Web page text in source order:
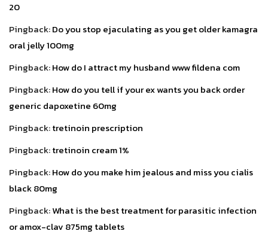
20
Pingback:Do you stop ejaculating as you get older kamagra
oral jelly 100mg
Pingback:How do I attract my husband www fildena com
Pingback:How do you tell if your ex wants you back order
generic dapoxetine 60mg
Pingback:tretinoin prescription
Pingback:tretinoin cream 1%
Pingback:How do you make him jealous and miss you cialis
black 80mg
Pingback:What is the best treatment for parasitic infection
or amox-clav 875mg tablets